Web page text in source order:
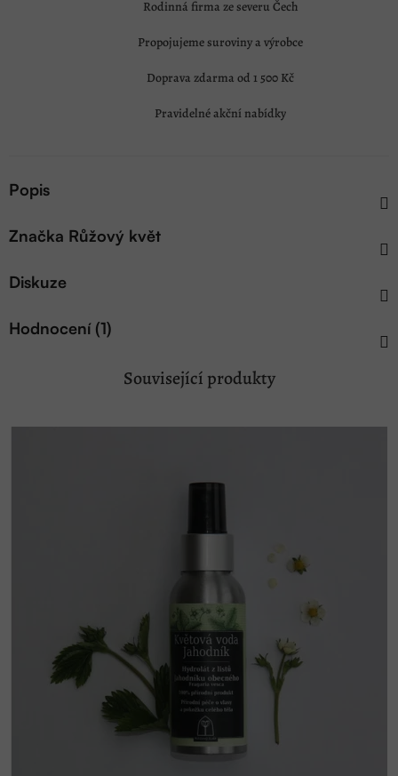
Rodinná firma ze severu Čech
Propojujeme suroviny a výrobce
Doprava zdarma od 1 500 Kč
Pravidelné akční nabídky
Popis
Značka Růžový květ
Diskuze
Hodnocení (1)
Související produkty